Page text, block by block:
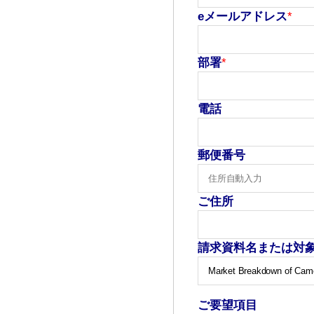
eメールアドレス*
部署*
電話
郵便番号
ご住所
請求資料名または対
ご要望項目